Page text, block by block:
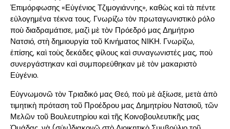
Ἐπιμόρφωσης «Εὐγένιος Τζιμογιάννης», καθὼς καὶ τὰ πέντε
εὐλογημένα τέκνα τους. Γνωρίζω τὸν πρωταγωνιστικὸ ρόλο
ποὺ διαδραμάτισε, μαζὶ μὲ τὸν Πρόεδρό μας Δημήτριο
Νατσιό, στὴ δημιουργία τοῦ Κινήματος ΝΙΚΗ. Γνωρίζω,
ἐπίσης, καὶ τοὺς δεκάδες φίλους καὶ συναγωνιστές μας, ποὺ
συνεργάστηκαν καὶ συμπορεύθηκαν μὲ τὸν μακαριστὸ
Εὐγένιο.
Εὐγνωμονῶ τὸν Τριαδικό μας Θεό, ποὺ μὲ ἀξίωσε, μετὰ ἀπὸ
τιμητικὴ πρόταση τοῦ Προέδρου μας Δημητρίου Νατσιοῦ, τῶν
Μελῶν τοῦ Βουλευτηρίου καὶ τῆς Κοινοβουλευτικῆς μας